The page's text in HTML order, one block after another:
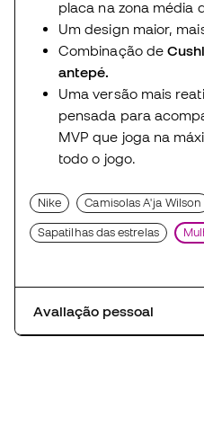
placa na zona média
Um design maior,
Combinação de
antepé.
Uma versão mais
pensada para
MVP que joga na
todo o jogo.
Nike Camisolas A'ja Wilson
Sapatilhas das estrelas
Avaliação pessoal